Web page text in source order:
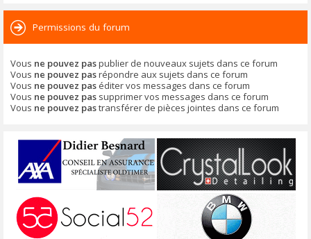
Permissions du forum
Vous ne pouvez paspublier de nouveaux sujets dans ce forum
Vous ne pouvez pasrépondre aux sujets dans ce forum
Vous ne pouvez pas éditer vos messages dans ce forum
Vous ne pouvez pas supprimer vos messages dans ce forum
Vous ne pouvez pastransférer de pièces jointes dans ce forum